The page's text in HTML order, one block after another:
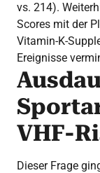
vs. 214).
Scores mit der
Vitamin-K-
Ereignisse
VHF-
Dieser Frage